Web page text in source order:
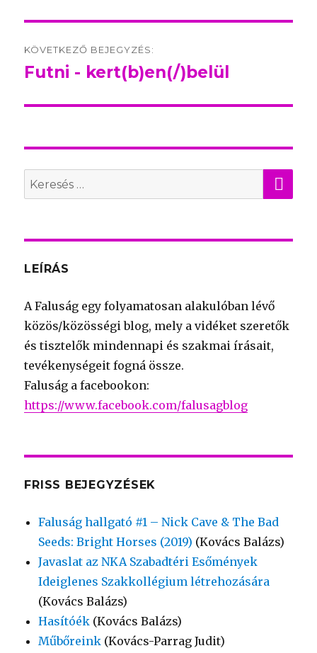
KÖVETKEZŐ BEJEGYZÉS:
Következő
Futni - kert(b)en(/)belül
Search
for:
LEÍRÁS
A Faluság egy folyamatosan alakulóban lévő
közös/közösségi blog, mely a vidéket szeretők
és tisztelők mindennapi és szakmai írásait,
tevékenységeit fogná össze.
Faluság a facebookon:
https://www.facebook.com/falusagblog
FRISS BEJEGYZÉSEK
Faluság hallgató #1 – Nick Cave & The Bad
Seeds: Bright Horses (2019) (Kovács Balázs)
Javaslat az NKA Szabadtéri Esőmények
Ideiglenes Szakkollégium létrehozására
(Kovács Balázs)
Hasítóék (Kovács Balázs)
Műbőreink (Kovács-Parrag Judit)